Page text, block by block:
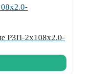
РЗП-2x108x2.0-